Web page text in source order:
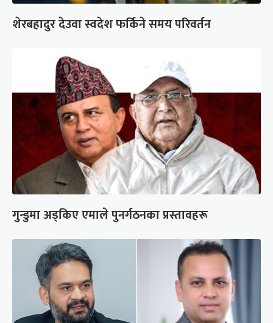
शेरबहादुर देउवा स्वदेश फर्किने समय परिवर्तन
गुन्डुमा अड्किए एमाले पुनर्गठनका प्रस्तावहरू